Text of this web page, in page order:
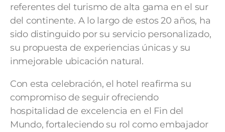
referentes del turismo de alta gama en el sur
del continente. A lo largo de estos 20 años, ha
sido distinguido por su servicio personalizado,
su propuesta de experiencias únicas y su
inmejorable ubicación natural.
Con esta celebración, el hotel reafirma su
compromiso de seguir ofreciendo
hospitalidad de excelencia en el Fin del
Mundo, fortaleciendo su rol como embajador